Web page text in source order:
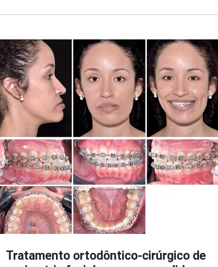
Tratamento ortodôntico-cirúrgico de